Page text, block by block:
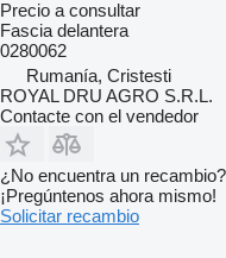
Precio a consultar
Fascia delantera
0280062
Rumanía, Cristesti
ROYAL DRU AGRO S.R.L.
Contacte con el vendedor
¿No encuentra un recambio?
¡Pregúntenos ahora mismo!
Solicitar recambio